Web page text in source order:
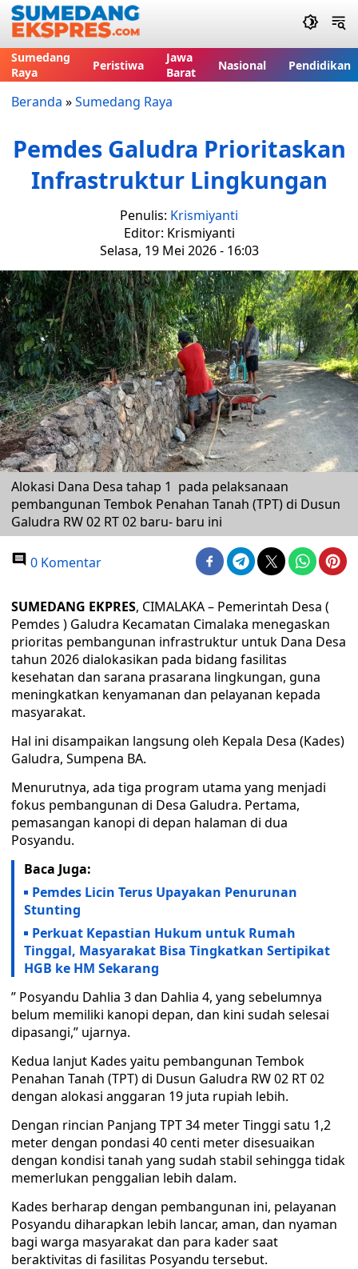
Sumedang
Raya
Peristiwa
Jawa
Barat
Nasional Pendidikan
Beranda »Sumedang Raya
Pemdes Galudra Prioritaskan
Infrastruktur Lingkungan
Penulis: Krismiyanti
Editor: Krismiyanti
Selasa, 19 Mei 2026 - 16:03
Alokasi Dana Desa tahap 1 pada pelaksanaan
pembangunan Tembok Penahan Tanah (TPT) di Dusun
Galudra RW 02 RT 02 baru- baru ini
0 Komentar
SUMEDANG EKPRES, CIMALAKA – Pemerintah Desa (
Pemdes ) Galudra Kecamatan Cimalaka menegaskan
prioritas pembangunan infrastruktur untuk Dana Desa
tahun 2026 dialokasikan pada bidang fasilitas
kesehatan dan sarana prasarana lingkungan, guna
meningkatkan kenyamanan dan pelayanan kepada
masyarakat.
Hal ini disampaikan langsung oleh Kepala Desa (Kades)
Galudra, Sumpena BA.
Menurutnya, ada tiga program utama yang menjadi
fokus pembangunan di Desa Galudra. Pertama,
pemasangan kanopi di depan halaman di dua
Posyandu.
Baca Juga:
Pemdes Licin Terus Upayakan Penurunan
Stunting
Perkuat Kepastian Hukum untuk Rumah
Tinggal, Masyarakat Bisa Tingkatkan Sertipikat
HGB ke HM Sekarang
” Posyandu Dahlia 3 dan Dahlia 4, yang sebelumnya
belum memiliki kanopi depan, dan kini sudah selesai
dipasangi,” ujarnya.
Kedua lanjut Kades yaitu pembangunan Tembok
Penahan Tanah (TPT) di Dusun Galudra RW 02 RT 02
dengan alokasi anggaran 19 juta rupiah lebih.
Dengan rincian Panjang TPT 34 meter Tinggi satu 1,2
meter dengan pondasi 40 centi meter disesuaikan
dengan kondisi tanah yang sudah stabil sehingga tidak
memerlukan penggalian lebih dalam.
Kades berharap dengan pembangunan ini, pelayanan
Posyandu diharapkan lebih lancar, aman, dan nyaman
bagi warga masyarakat dan para kader saat
beraktivitas di fasilitas Posyandu tersebut.